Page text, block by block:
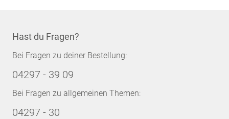
Hast du Fragen?
Bei Fragen zu deiner Bestellung:
04297 - 39 09
Bei Fragen zu allgemeinen Themen:
04297 - 30